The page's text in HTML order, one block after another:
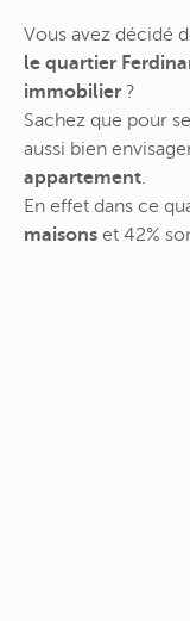
Vous avez décidé
le quartier
immobilier ?
Sachez que pour
aussi bien
appartement.
En effet dans ce
maisons et 42%